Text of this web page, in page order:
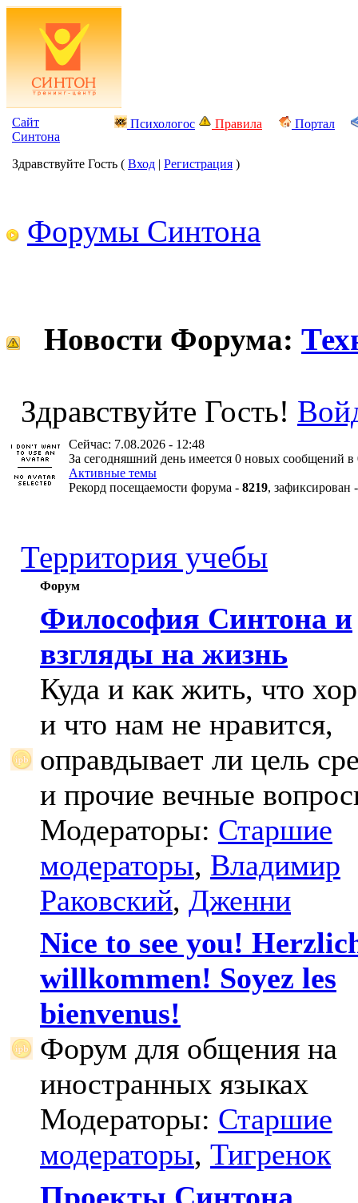
Сайт
Синтона
Психологос Правила Портал
Здравствуйте Гость ( Вход | Регистрация )
Форумы Синтона
Новости Форума:
Здравствуйте Гость!
Сейчас: 7.08.2026 - 12:48
За сегодняшний день имеется 0 новых сообщений в
Активные темы
Рекорд посещаемости форума - 8219, зафиксирован
Территория учебы
Форум
Философия Синтона и
взгляды на жизнь
Куда и как жить, что
и что нам не нравится,
оправдывает ли цель
и прочие вечные
Модераторы: Старшие
модераторы, Владимир
Раковский, Дженни
Nice to see you!
willkommen! Soyez les
bienvenus!
Форум для общения на
иностранных языках
Модераторы: Старшие
модераторы, Тигренок